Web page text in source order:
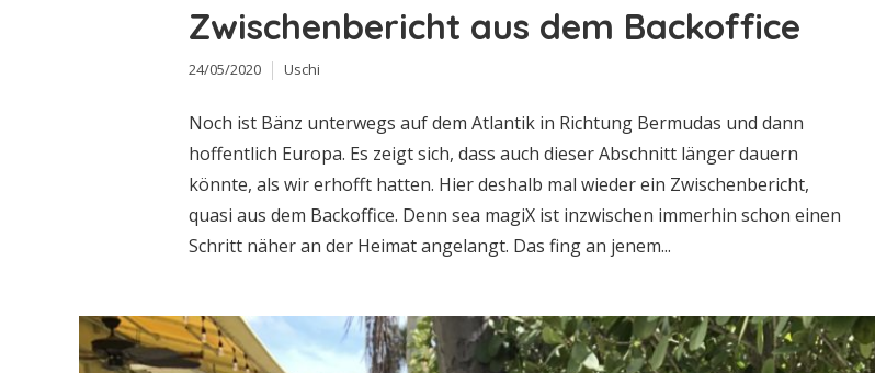
Zwischenbericht aus dem Backoffice
24/05/2020 Uschi
Noch ist Bänz unterwegs auf dem Atlantik in Richtung Bermudas und dann
hoffentlich Europa. Es zeigt sich, dass auch dieser Abschnitt länger dauern
könnte, als wir erhofft hatten. Hier deshalb mal wieder ein Zwischenbericht,
quasi aus dem Backoffice. Denn sea magiX ist inzwischen immerhin schon einen
Schritt näher an der Heimat angelangt. Das fing an jenem...